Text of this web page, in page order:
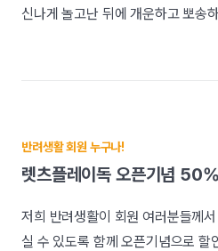
신나게 놀고난 뒤에 개운하고 뽀송
반려생활 회원 누구나!
렛츠플레이독 오픈기념
저희 반려생활이 회원 여러분들께
실 수 있도록 함께 오픈기념으로 할